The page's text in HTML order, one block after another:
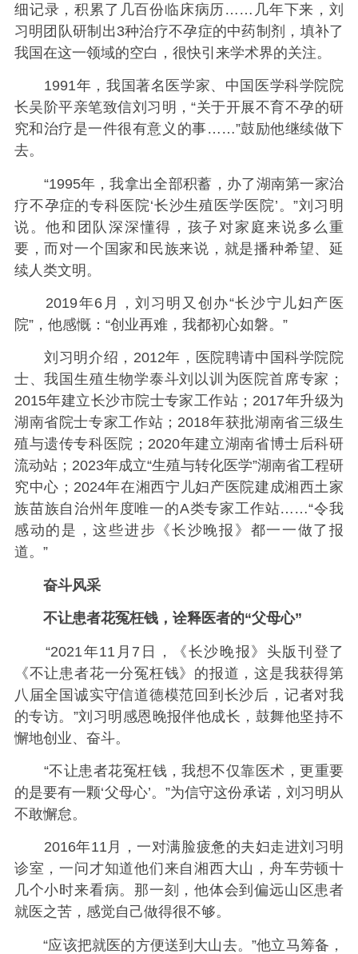
细记录，积累了几百份临床病历……几年下来，刘
习明团队研制出3种治疗不孕症的中药制剂，填补了
我国在这一领域的空白，很快引来学术界的关注。
1991年，我国著名医学家、中国医学科学院院
长吴阶平亲笔致信刘习明，“关于开展不育不孕的研
究和治疗是一件很有意义的事……”鼓励他继续做下
去。
“1995年，我拿出全部积蓄，办了湖南第一家治
疗不孕症的专科医院‘长沙生殖医学医院’。”刘习明
说。他和团队深深懂得，孩子对家庭来说多么重
要，而对一个国家和民族来说，就是播种希望、延
续人类文明。
2019年6月，刘习明又创办“长沙宁儿妇产医
院”，他感慨：“创业再难，我都初心如磐。”
刘习明介绍，2012年，医院聘请中国科学院院
士、我国生殖生物学泰斗刘以训为医院首席专家；
2015年建立长沙市院士专家工作站；2017年升级为
湖南省院士专家工作站；2018年获批湖南省三级生
殖与遗传专科医院；2020年建立湖南省博士后科研
流动站；2023年成立“生殖与转化医学”湖南省工程研
究中心；2024年在湘西宁儿妇产医院建成湘西土家
族苗族自治州年度唯一的A类专家工作站……“令我
感动的是，这些进步《长沙晚报》都一一做了报
道。”
奋斗风采
不让患者花冤枉钱，诠释医者的“父母心”
“2021年11月7日，《长沙晚报》头版刊登了
《不让患者花一分冤枉钱》的报道，这是我获得第
八届全国诚实守信道德模范回到长沙后，记者对我
的专访。”刘习明感恩晚报伴他成长，鼓舞他坚持不
懈地创业、奋斗。
“不让患者花冤枉钱，我想不仅靠医术，更重要
的是要有一颗‘父母心’。”为信守这份承诺，刘习明从
不敢懈怠。
2016年11月，一对满脸疲惫的夫妇走进刘习明
诊室，一问才知道他们来自湘西大山，舟车劳顿十
几个小时来看病。那一刻，他体会到偏远山区患者
就医之苦，感觉自己做得很不够。
“应该把就医的方便送到大山去。”他立马筹备，